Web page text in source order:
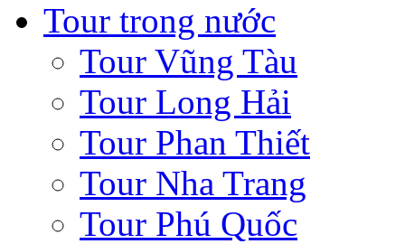
Tour trong nước
Tour Vũng Tàu
Tour Long Hải
Tour Phan Thiết
Tour Nha Trang
Tour Phú Quốc